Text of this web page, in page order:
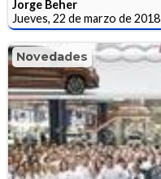
Jorge Beher
Jueves, 22 de marzo de 2018
Novedades